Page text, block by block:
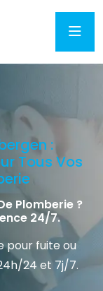
:
Tous Vos
Plomberie ?
24/7.
pour fuite ou
24 et 7j/7.